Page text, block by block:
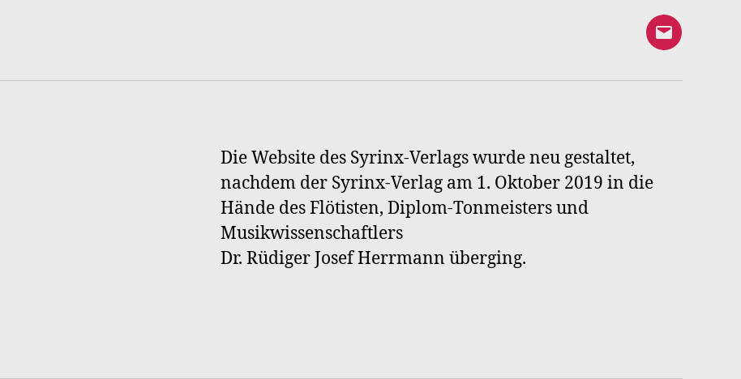
E-
an
Die Website des Syrinx-Verlags wurde neu gestaltet,
nachdem der Syrinx-Verlag am 1. Oktober 2019 in die
Hände des Flötisten, Diplom-Tonmeisters und
Musikwissenschaftlers
Dr. Rüdiger Josef Herrmann überging.